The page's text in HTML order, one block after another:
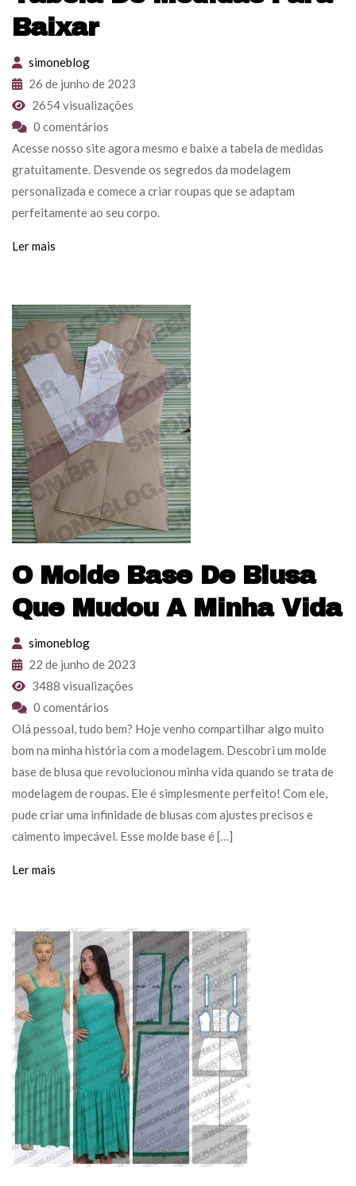
Baixar
simoneblog
26 de junho de 2023
2654 visualizações
0 comentários
Acesse nosso site agora mesmo e baixe a tabela de medidas
gratuitamente. Desvende os segredos da modelagem
personalizada e comece a criar roupas que se adaptam
perfeitamente ao seu corpo.
Ler mais
O Molde Base De Blusa
Que Mudou A Minha Vida
simoneblog
22 de junho de 2023
3488 visualizações
0 comentários
Olá pessoal, tudo bem? Hoje venho compartilhar algo muito
bom na minha história com a modelagem. Descobri um molde
base de blusa que revolucionou minha vida quando se trata de
modelagem de roupas. Ele é simplesmente perfeito! Com ele,
pude criar uma infinidade de blusas com ajustes precisos e
caimento impecável. Esse molde base é […]
Ler mais